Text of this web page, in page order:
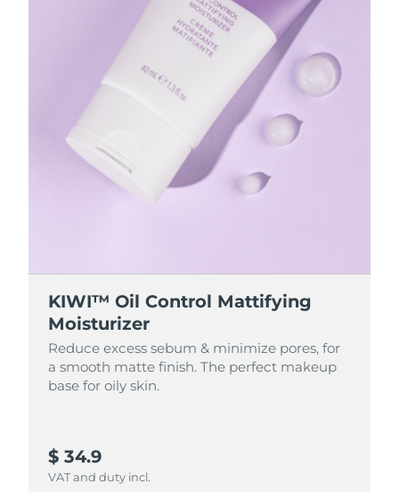
KIWI™ Oil Control Mattifying
Moisturizer
Reduce excess sebum & minimize pores, for
a smooth matte finish. The perfect makeup
base for oily skin.
$ 34.9
VAT and duty incl.